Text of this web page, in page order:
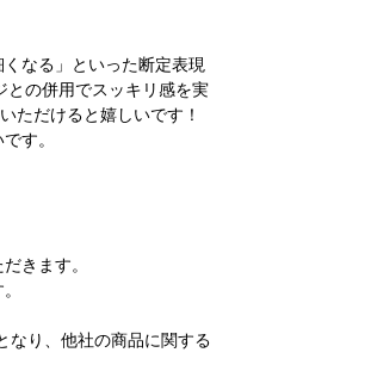
なる」といった断定表現
との併用でスッキリ感を実
ただけると嬉しいです！
す。
きます。
なり、他社の商品に関する